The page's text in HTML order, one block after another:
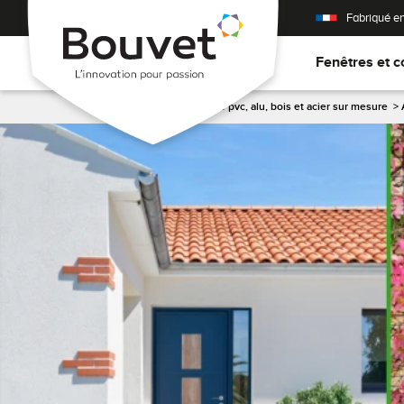
Fabriqué
Fenêtres et
Porte d'entrée pvc, alu, bois et acier sur mesure >